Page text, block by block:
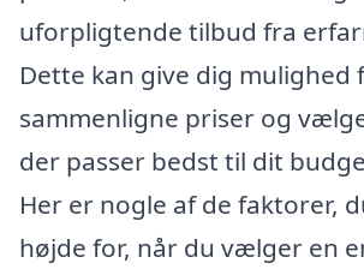
uforpligtende tilbud fra
Dette kan give dig mulighed
sammenligne priser og
der passer bedst til dit
Her er nogle af de faktorer,
højde for, når du vælger en